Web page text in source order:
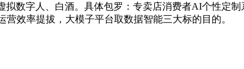
字人、白酒。具体包罗：专卖店消费者AI个性定制
效率提拔，大模子平台取数据智能三大标的目的。